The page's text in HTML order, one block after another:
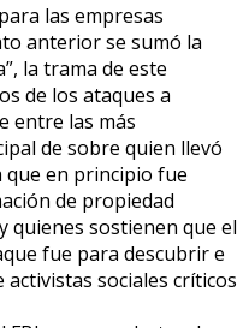
las empresas
anterior se sumó la
la trama de este
de los ataques a
entre las más
de sobre quien llevó
que en principio fue
de propiedad
quienes sostienen que el
fue para descubrir e
sociales críticos